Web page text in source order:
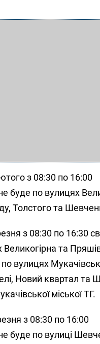
з 08:30 по 16:00
буде по вулицях
Толстого та
з 08:30 по 16:30
та
вулицях
Новий квартал та
міської ТГ.
з 08:30 по 16:00
буде по вулиці